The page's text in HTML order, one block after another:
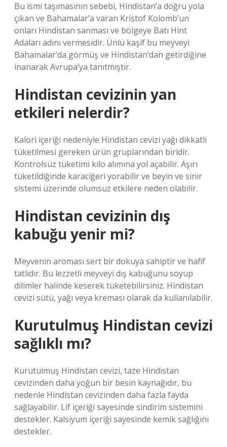
Bu ismi taşımasının sebebi, Hindistan’a doğru yola
çıkan ve Bahamalar’a varan Kristof Kolomb’un
onları Hindistan sanması ve bölgeye Batı Hint
Adaları adını vermesidir. Ünlü kaşif bu meyveyi
Bahamalar’da görmüş ve Hindistan’dan getirdiğine
inanarak Avrupa’ya tanıtmıştır.
Hindistan cevizinin yan
etkileri nelerdir?
Kalori içeriği nedeniyle Hindistan cevizi yağı dikkatli
tüketilmesi gereken ürün gruplarından biridir.
Kontrolsüz tüketimi kilo alımına yol açabilir. Aşırı
tüketildiğinde karaciğeri yorabilir ve beyin ve sinir
sistemi üzerinde olumsuz etkilere neden olabilir.
Hindistan cevizinin dış
kabuğu yenir mi?
Meyvenin aroması sert bir dokuya sahiptir ve hafif
tatlıdır. Bu lezzetli meyveyi dış kabuğunu soyup
dilimler halinde keserek tüketebilirsiniz. Hindistan
cevizi sütü, yağı veya kreması olarak da kullanılabilir.
Kurutulmuş Hindistan cevizi
sağlıklı mı?
Kurutulmuş Hindistan cevizi, taze Hindistan
cevizinden daha yoğun bir besin kaynağıdır, bu
nedenle Hindistan cevizinden daha fazla fayda
sağlayabilir. Lif içeriği sayesinde sindirim sistemini
destekler. Kalsiyum içeriği sayesinde kemik sağlığını
destekler.